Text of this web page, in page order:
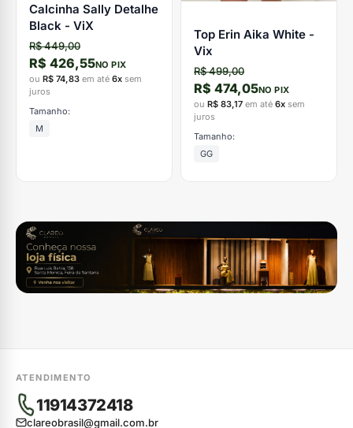
Calcinha Sally Detalhe
Black - ViX
R$ 449,00
R$ 426,55NO PIX
ou R$ 74,83 em até 6x sem
juros
Tamanho:
M
Top Erin Aika White -
Vix
R$ 499,00
R$ 474,05NO PIX
ou R$ 83,17 em até 6x sem
juros
Tamanho:
GG
ATENDIMENTO
11914372418
clareobrasil@gmail.com.br